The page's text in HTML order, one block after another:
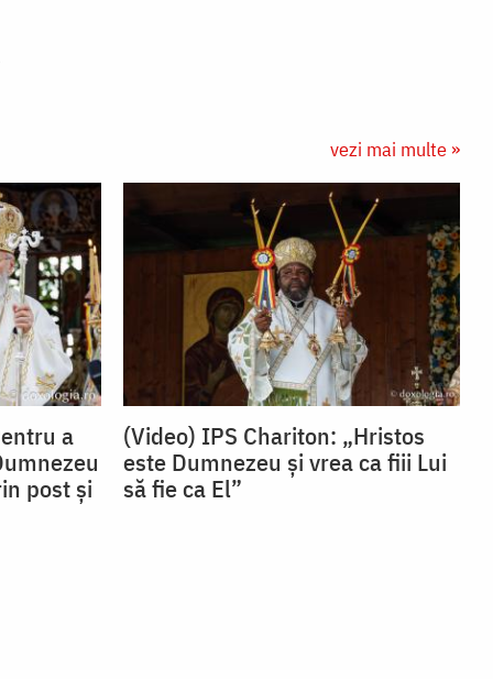
vezi mai multe »
a
post și
(Video) IPS Chariton: „Hristos
este Dumnezeu și vrea ca fiii Lui
să fie ca El”